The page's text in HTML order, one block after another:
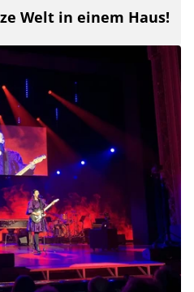
Welt in einem Haus!